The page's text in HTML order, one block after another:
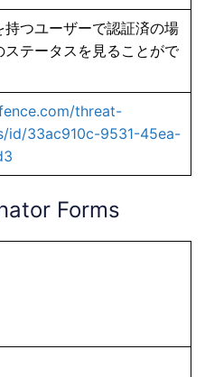
つユーザーで認証済の場
テータスを見ることがで
threat-
id/33ac910c-9531-45ea-
Forms